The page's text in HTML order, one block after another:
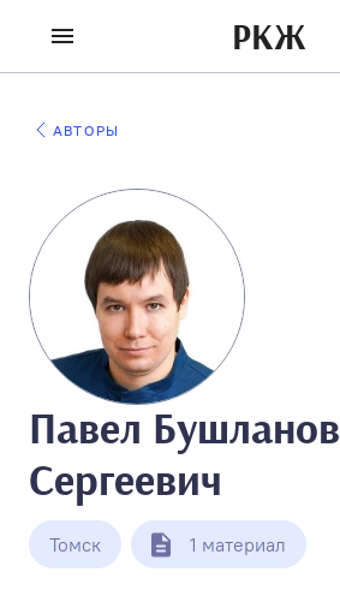
РКЖ
АВТОРЫ
Павел Бушланов
Сергеевич
Томск 1 материал